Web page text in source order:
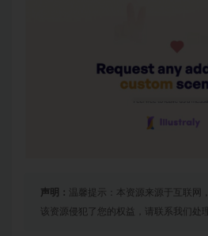
声明： 温馨提示：本资源来源于互联网
该资源侵犯了您的权益，请联系我们处